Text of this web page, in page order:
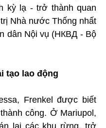
kỳ lạ - trở thành quan
Nhà nước Thống nhất
dân Nội vụ (НКВД - Bộ
tạo lao động
Frenkel được biết
công. Ở Mariupol,
lại các khu rừng, trở